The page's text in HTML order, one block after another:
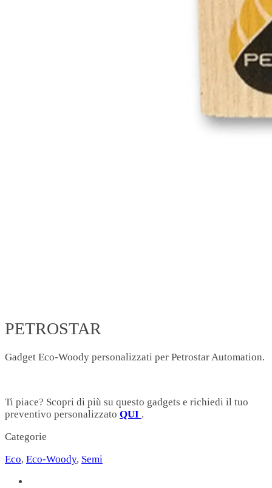
PETROSTAR
Gadget Eco-Woody personalizzati per Petrostar Automation.
Ti piace? Scopri di più su questo gadgets e richiedi il tuo
preventivo personalizzato QUI .
Categorie
Eco, Eco-Woody, Semi